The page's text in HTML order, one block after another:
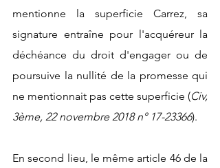
mentionne la superficie Carrez, sa
signature entraîne pour l'acquéreur la
déchéance du droit d'engager ou de
poursuive la nullité de la promesse qui
ne mentionnait pas cette superficie (Civ,
3ème, 22 novembre 2018 n° 17-23366).
En second lieu, le même article 46 de la